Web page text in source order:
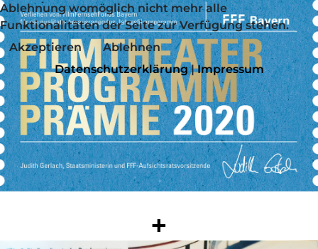
+
Ablehnung womöglich nicht mehr alle
Funktionalitäten der Seite zur Verfügung stehen.
Akzeptieren
Ablehnen
Datenschutzerklärung|Impressum